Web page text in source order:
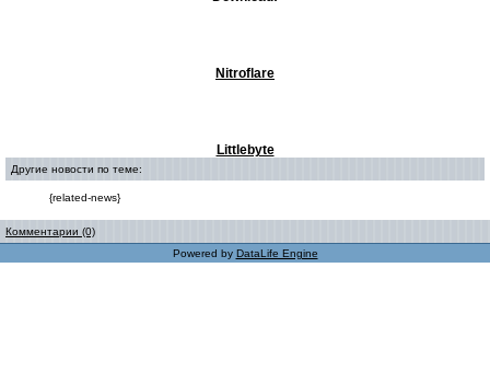
Nitroflare
Littlebyte
Другие новости по теме:
{related-news}
Комментарии (0)
Powered by DataLife Engine